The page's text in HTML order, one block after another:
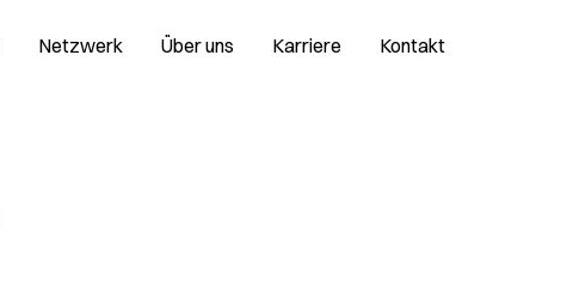
Netzwerk Über uns Karriere Kontakt